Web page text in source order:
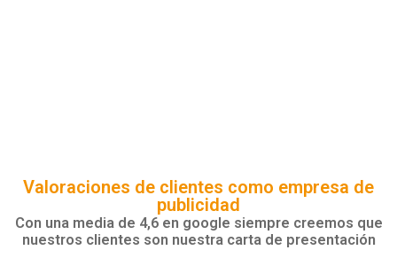
Valoraciones de clientes como empresa de
publicidad
Con una media de 4,6 en google siempre creemos que
nuestros clientes son nuestra carta de presentación